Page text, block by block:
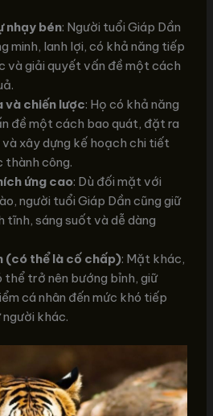
nhạy bén: Người tuổi Giáp Dần
minh, lanh lợi, có khả năng tiếp
và giải quyết vấn đề một cách
và chiến lược: Họ có khả năng
đề một cách bao quát, đặt ra
xây dựng kế hoạch chi tiết
công.
ứng cao: Dù đối mặt với
người tuổi Giáp Dần cũng giữ
tĩnh, sáng suốt và dễ dàng
(có thể là cố chấp): Mặt khác,
thể trở nên bướng bỉnh, giữ
cá nhân đến mức khó tiếp
khác.